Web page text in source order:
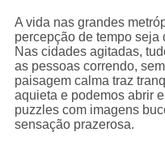
A vida nas grandes
percepção de tempo seja
Nas cidades agitadas,
as pessoas correndo,
paisagem calma traz
aquieta e podemos abrir
puzzles com imagens
sensação prazerosa.